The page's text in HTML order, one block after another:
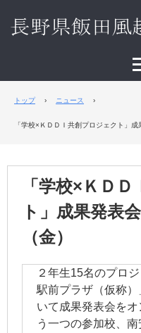
トップ › ニュース ›
「学校×ＫＤＤＩ共創プロジェクト」
「学校×ＫＤ
ト」成果発表
（金）
２年生15名のプロ
駅前プラザ（仮称
いて成果発表会を
う一つの参加校、